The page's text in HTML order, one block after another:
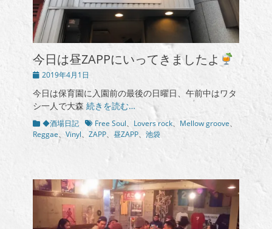
今日は昼ZAPPにいってきましたよ
投
日
2019年4月1日
今日は保育園に入園前の最後の日曜日、午前中はワタ
シ一人で大森 続きを読む…
カ
テ
◆酒場日記 タ
グ
Free Soul、 Lovers rock、 Mellow groove、
Reggae、 Vinyl、 ZAPP、 昼ZAPP、 池袋